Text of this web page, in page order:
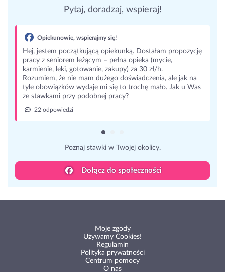
Pytaj, doradzaj, wspieraj!
Opiekunowie, wspierajmy się!
Hej, jestem początkującą opiekunką. Dostałam propozycję
pracy z seniorem leżącym – pełna opieka (mycie,
karmienie, leki, gotowanie, zakupy) za 30 zł/h.
Rozumiem, że nie mam dużego doświadczenia, ale jak na
tyle obowiązków wydaje mi się to trochę mało. Jak u Was
ze stawkami przy podobnej pracy?
22 odpowiedzi
Poznaj stawki w Twojej okolicy.
Dołącz do społeczności
Moje zgody
Używamy Cookies!
Regulamin
Polityka prywatności
Centrum pomocy
O nas